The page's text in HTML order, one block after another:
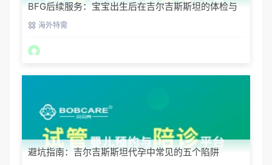
BFG后续服务：宝宝出生后在吉尔吉斯斯坦的体检与
回国海外特需
避坑指南：吉尔吉斯斯坦代孕中常见的五个陷阱